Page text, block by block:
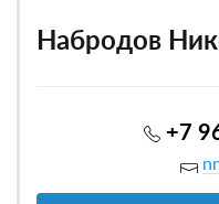
Набродов
+7